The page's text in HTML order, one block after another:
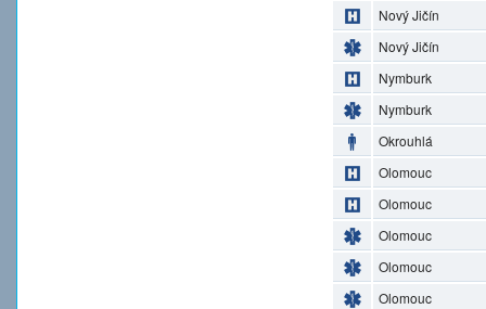
Nový Jičín
Nový Jičín
Nymburk
Nymburk
Okrouhlá
Olomouc
Olomouc
Olomouc
Olomouc
Olomouc